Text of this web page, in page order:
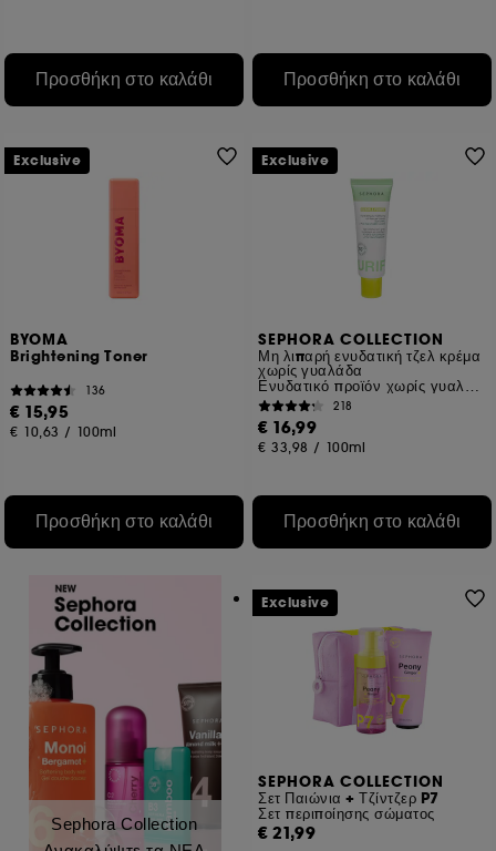
Προσθήκη στο καλάθι Προσθήκη στο καλάθι
BYOMA
Brightening Toner
136
€ 15,95
€ 10,63 / 100ml
Προσθήκη στο καλάθι
Exclusive
SEPHORA COLLECTION
Μη λιπαρή ενυδατική τζελ κρέμα
χωρίς γυαλάδα
Ενυδατικό προϊόν χωρίς γυαλάδα.
218
€ 16,99
€ 33,98 / 100ml
Προσθήκη στο καλάθι
Exclusive
Sephora Collection
SEPHORA COLLECTION
Σετ Παιώνια + Τζίντζερ P7
Σετ περιποίησης σώματος
€ 21,99
Exclusive